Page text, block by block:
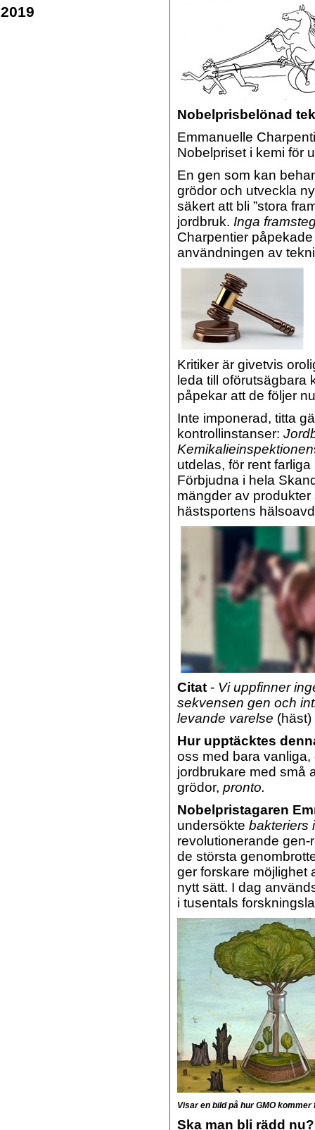
2019
Nobelprisbelönad
Emmanuelle
Nobelpriset i kemi för
En gen som kan
grödor och utveckla
säkert att bli ”stora
jordbruk. Inga
Charpentier
användningen av
Kritiker är givetvis
leda till oförutsägbara
påpekar att de följer
Inte imponerad, titta
kontrollinstanser:
Kemikalieinspektionen
utdelas, för rent
Förbjudna i hela
mängder av
hästsportens
Citat - Vi uppfinner
sekvensen gen och
levande varelse
Hur upptäcktes
oss med bara
jordbrukare med små
grödor, pronto.
Nobelpristagaren
undersökte bakteriers
revolutionerande
de största
ger forskare möjlighet
nytt sätt. I dag
i tusentals
Visar en bild på hur GMO
Ska man bli rädd